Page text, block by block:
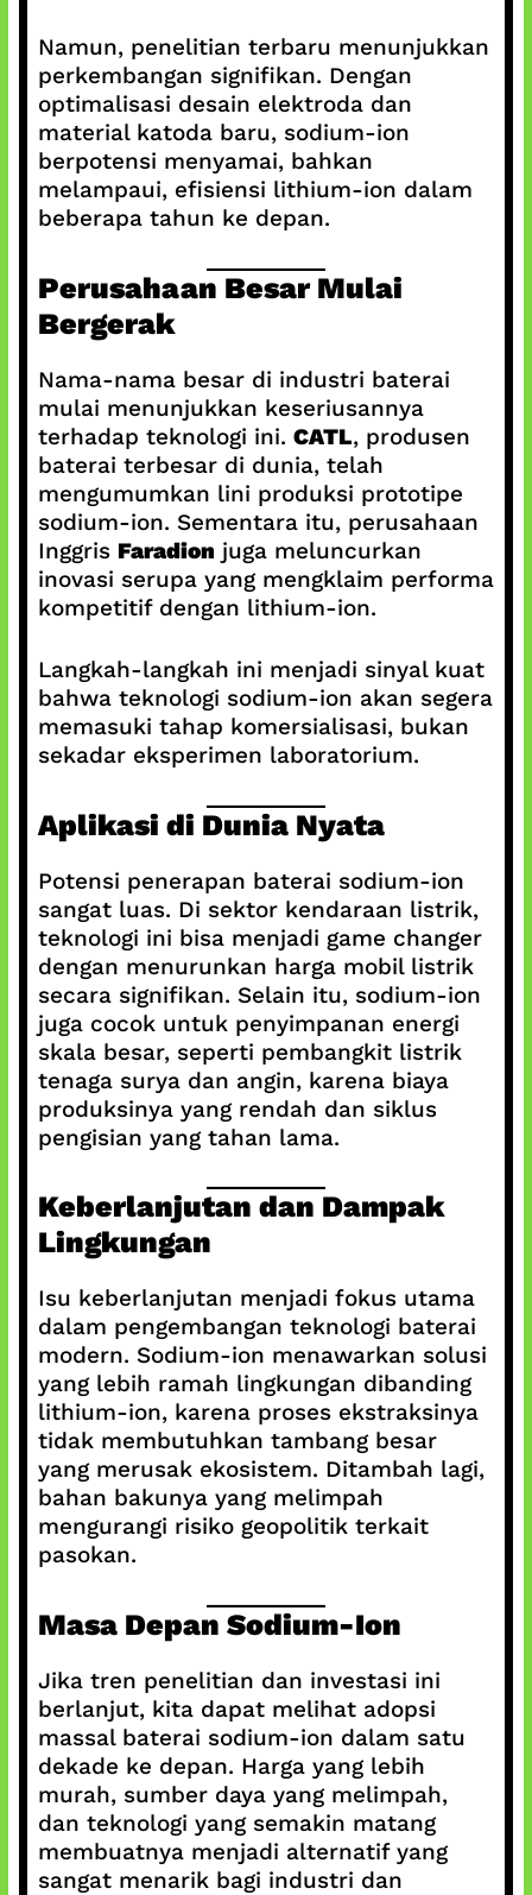
Namun, penelitian terbaru menunjukkan
perkembangan signifikan. Dengan
optimalisasi desain elektroda dan
material katoda baru, sodium-ion
berpotensi menyamai, bahkan
melampaui, efisiensi lithium-ion dalam
beberapa tahun ke depan.
Perusahaan Besar Mulai
Bergerak
Nama-nama besar di industri baterai
mulai menunjukkan keseriusannya
terhadap teknologi ini. CATL, produsen
baterai terbesar di dunia, telah
mengumumkan lini produksi prototipe
sodium-ion. Sementara itu, perusahaan
Inggris Faradion juga meluncurkan
inovasi serupa yang mengklaim performa
kompetitif dengan lithium-ion.
Langkah-langkah ini menjadi sinyal kuat
bahwa teknologi sodium-ion akan segera
memasuki tahap komersialisasi, bukan
sekadar eksperimen laboratorium.
Aplikasi di Dunia Nyata
Potensi penerapan baterai sodium-ion
sangat luas. Di sektor kendaraan listrik,
teknologi ini bisa menjadi game changer
dengan menurunkan harga mobil listrik
secara signifikan. Selain itu, sodium-ion
juga cocok untuk penyimpanan energi
skala besar, seperti pembangkit listrik
tenaga surya dan angin, karena biaya
produksinya yang rendah dan siklus
pengisian yang tahan lama.
Keberlanjutan dan Dampak
Lingkungan
Isu keberlanjutan menjadi fokus utama
dalam pengembangan teknologi baterai
modern. Sodium-ion menawarkan solusi
yang lebih ramah lingkungan dibanding
lithium-ion, karena proses ekstraksinya
tidak membutuhkan tambang besar
yang merusak ekosistem. Ditambah lagi,
bahan bakunya yang melimpah
mengurangi risiko geopolitik terkait
pasokan.
Masa Depan Sodium-Ion
Jika tren penelitian dan investasi ini
berlanjut, kita dapat melihat adopsi
massal baterai sodium-ion dalam satu
dekade ke depan. Harga yang lebih
murah, sumber daya yang melimpah,
dan teknologi yang semakin matang
membuatnya menjadi alternatif yang
sangat menarik bagi industri dan